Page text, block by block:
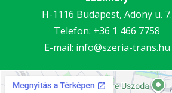
H-1116 Budapest, Adony u. 7.
Telefon: +36 1 466 7758
E-mail: info@szeria-trans.hu